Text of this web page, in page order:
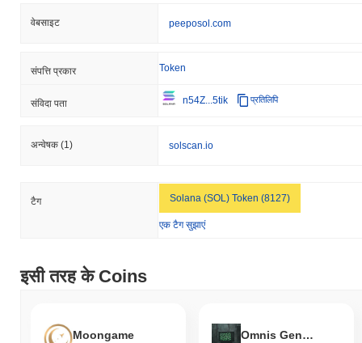
वेबसाइट peeposol.com
संपत्ति प्रकार Token
संविदा पता n54Z...5tik प्रतिलिपि
अन्वेषक (1) solscan.io
टैग Solana (SOL) Token (8127)
एक टैग सुझाएं
इसी तरह के Coins
Moongame Omnis Genesis by Virtuals